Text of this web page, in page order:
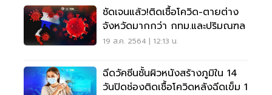
ชัดเจนแล้ว!ติดเชื้อโควิด-ตายต่าง
จังหวัดมากกว่า กทม.และปริมณฑล
19 ส.ค. 2564 | 12:13 น.
ฉีดวัคซีนชั้นผิวหนังสร้างภูมิใน 14
วันปิดช่องติดเชื้อโควิดหลังฉีดเข็ม 1